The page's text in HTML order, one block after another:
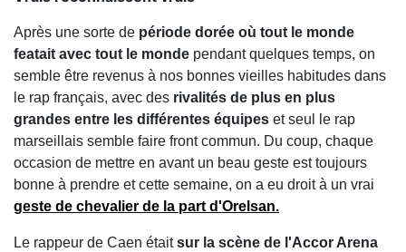
Après une sorte de période dorée où tout le monde
featait avec tout le monde pendant quelques temps, on
semble être revenus à nos bonnes vieilles habitudes dans
le rap français, avec des rivalités de plus en plus
grandes entre les différentes équipes et seul le rap
marseillais semble faire front commun. Du coup, chaque
occasion de mettre en avant un beau geste est toujours
bonne à prendre et cette semaine, on a eu droit à un vrai
geste de chevalier de la part d'Orelsan.
Le rappeur de Caen étaitsur la scène de l'Accor Arena